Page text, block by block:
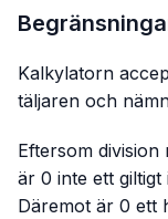
Kalkylatorn
täljaren och
Eftersom
är 0 inte ett
Däremot är 0 ett